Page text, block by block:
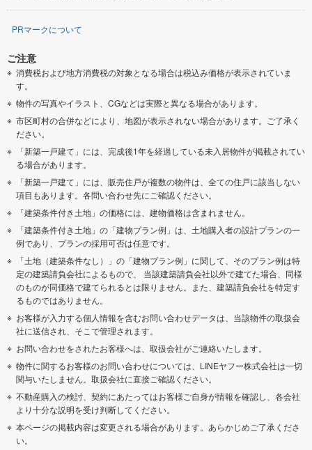
PRマークについて
ご注意
消費税および地方消費税の対象となる場合は税込み価格が表示されていま
す。
物件の写真やイラスト、CGなどは実際と異なる場合があります。
市区町村の合併などにより、地図が表示されない場合があります。ご了承く
ださい。
「新築一戸建て」には、完成後1年を経過している未入居物件が掲載されてい
る場合があります。
「新築一戸建て」には、販売住戸が複数の物件は、全ての住戸に該当しない
項目もあります。各問い合わせ先にご確認ください。
「建築条件付き土地」の価格には、建物価格は含まれません。
「建築条件付き土地」の「建物プラン例」は、土地購入者の設計プランの一
例であり、プランの採用可否は任意です。
「土地（建築条件なし）」の「建物プラン例」に関して、そのプラン例は特
定の建築請負会社によるもので、 当該建築請負会社以外で建てた場合、同様
のものが同価格で建てられるとは限りません。また、建築請負会社を特定す
るものではありません。
お客様が入力する個人情報を含むお問い合わせデータは、当該物件の取扱会
社に送信され、そこで管理されます。
お問い合わせをされたお客様へは、取扱会社がご連絡いたします。
物件に関するお客様のお問い合わせについては、LINEヤフー株式会社は一切
関与いたしません。取扱会社に直接ご確認ください。
不動産購入の検討、契約にあたってはお客様ご自身が情報を確認し、各会社
より十分な説明を受け判断してください。
本ページの掲載内容は変更される場合があります。あらかじめご了承くださ
い。